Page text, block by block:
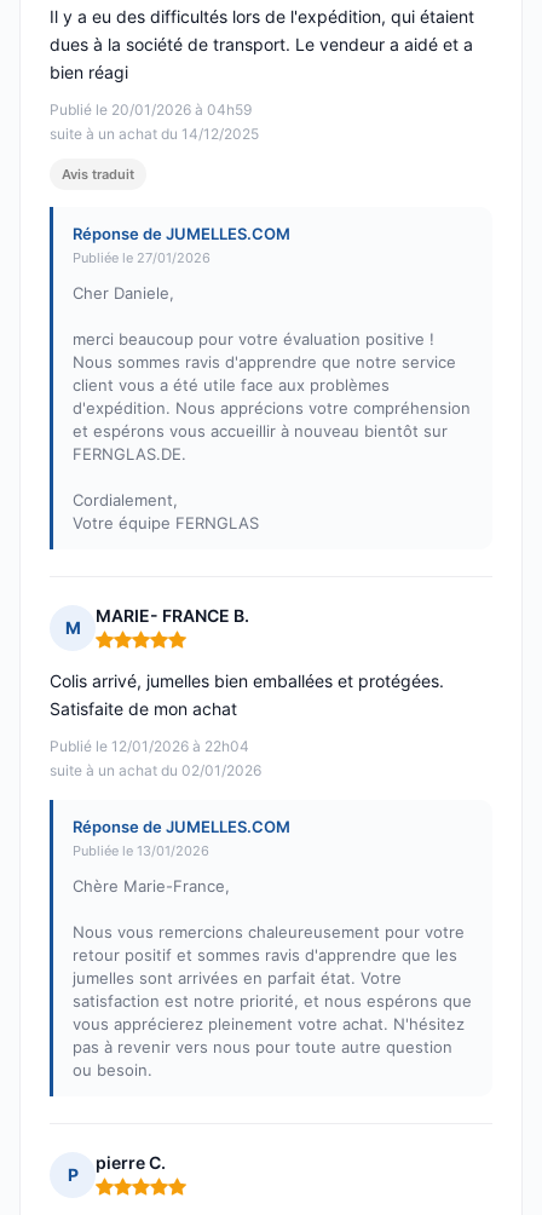
Publié le 20/01/2026 à 04h59
suite à un achat du 14/12/2025
Il y a eu des difficultés lors de l'expédition, qui étaient
dues à la société de transport. Le vendeur a aidé et a
bien réagi
Avis traduit
Réponse de JUMELLES.COM
Publiée le 27/01/2026
Cher Daniele,
merci beaucoup pour votre évaluation positive !
Nous sommes ravis d'apprendre que notre service
client vous a été utile face aux problèmes
d'expédition. Nous apprécions votre compréhension
et espérons vous accueillir à nouveau bientôt sur
FERNGLAS.DE.
Cordialement,
Votre équipe FERNGLAS
M
MARIE- FRANCE B.
Note : 5 sur 5
Publié le 12/01/2026 à 22h04
suite à un achat du 02/01/2026
Colis arrivé, jumelles bien emballées et protégées.
Satisfaite de mon achat
Réponse de JUMELLES.COM
Publiée le 13/01/2026
Chère Marie-France,
Nous vous remercions chaleureusement pour votre
retour positif et sommes ravis d'apprendre que les
jumelles sont arrivées en parfait état. Votre
satisfaction est notre priorité, et nous espérons que
vous apprécierez pleinement votre achat. N'hésitez
pas à revenir vers nous pour toute autre question
ou besoin.
P
pierre C.
Note : 5 sur 5